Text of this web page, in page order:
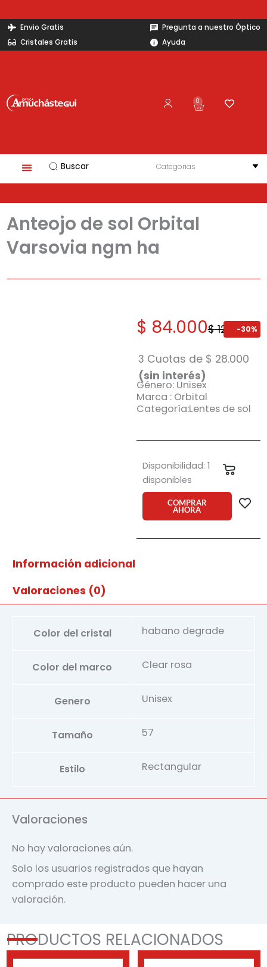
al
contenido
Envio Gratis
Cristales Gratis
Pregunta a nuestro Óptico
Ayuda
0
Carrito
Search
Anteojo de sol Orbital
Varsovia ngm ha
$120.000
El
precio
original
era:
$ 120.000.
$ 84.000
El
precio
actual
es:
$ 84.000.
-30%
3 Cuotas de $ 28.000
(sin interés)
Género: Unisex
Marca : Orbital
Categoría:Lentes de sol
Disponibilidad: 1
disponibles
Anteojo
de
Orbital
Varsovia
ngm
ha
COMPRAR
AHORA
Información adicional
Valoraciones (0)
Color del cristal habano degrade
Color del marco Clear rosa
Genero Unisex
Tamaño 57
Estilo Rectangular
Valoraciones
No hay valoraciones aún.
Solo los usuarios registrados que hayan
comprado este producto pueden hacer una
valoración.
PRODUCTOS RELACIONADOS